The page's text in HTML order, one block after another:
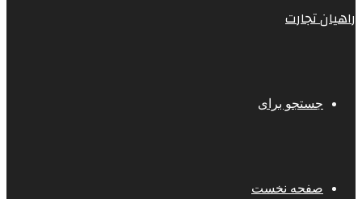
راهیان تجارت
جستجو برای
صفحه نخست